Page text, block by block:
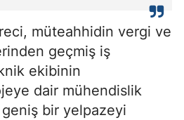
müteahhidin vergi ve
geçmiş iş
ekibinin
dair mühendislik
bir yelpazeyi